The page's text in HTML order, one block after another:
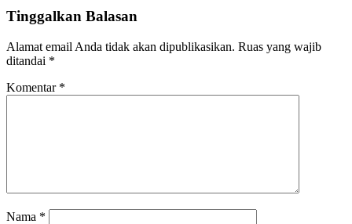
Tinggalkan Balasan
Alamat email Anda tidak akan dipublikasikan. Ruas yang wajib
ditandai *
Komentar *
Nama *